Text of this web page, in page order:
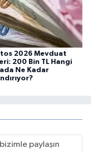
2026 Mevduat
200 Bin TL Hangi
Ne Kadar